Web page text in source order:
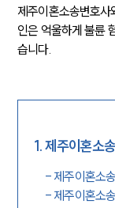
제주이혼소송변호사
인은 억울하게 불륜
습니다.
1.제주이혼소
- 제주이혼소
- 제주이혼소